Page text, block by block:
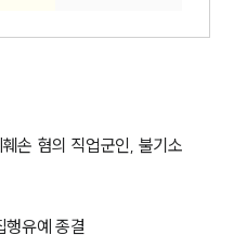
손 혐의 직업군인, 불기소
행유예 종결